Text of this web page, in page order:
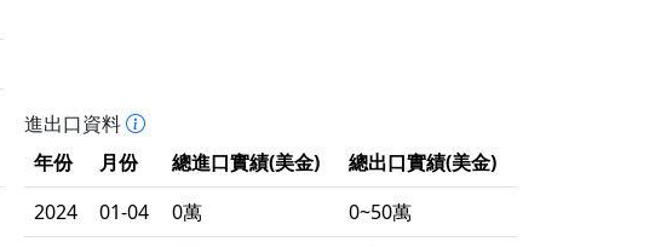
進出口資料
年份
月份 總進口實績(美金)
總出口實績(美金)
2024
01-04 0萬
0~50萬